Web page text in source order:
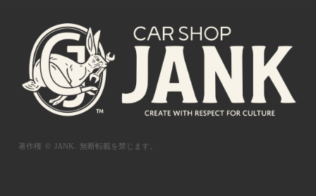
著作権 © JANK. 無断転載を禁じます。